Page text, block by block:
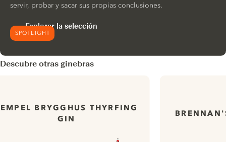
SPOTLIGHT
servir, probar y sacar sus propias conclusiones.
Explorar la selección
Descubre otras ginebras
BRYGGHUS THYRFING
GIN